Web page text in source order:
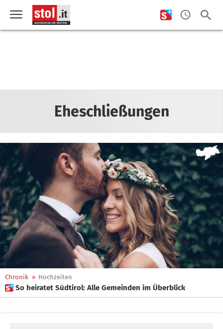
Eheschließungen
Chronik » Hochzeiten
 So heiratet Südtirol: Alle Gemeinden im Überblick